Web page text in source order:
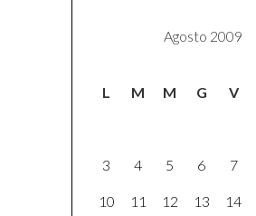
Agosto 2009
L M M G V
3 4 5 6 7
10 11 12 13 14